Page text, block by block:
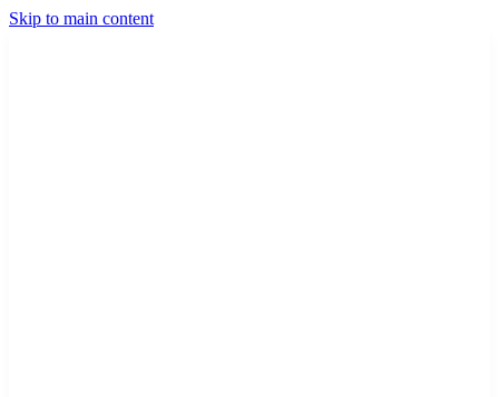
Skip to main content